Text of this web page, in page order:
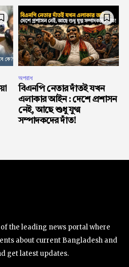
অপরাধ
বিএনপি নেতার দাঁতই যখন
এলাকার আইন : দেশে প্রশাসন
নেই, আছে শুধু যুগ্ম
সম্পাদকদের দাঁত!
of the leading news portal where
about current Bangladesh and
get latest updates.